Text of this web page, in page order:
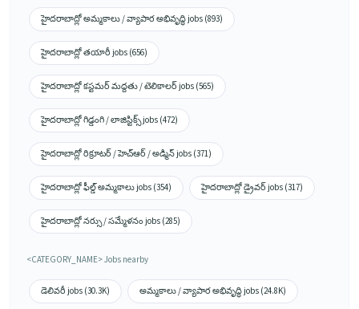
హైదరాబాద్లో అమ్మకాలు / వ్యాపార అభివృద్ధి jobs (893)
హైదరాబాద్లో తయారీ jobs (656)
హైదరాబాద్లో కస్టమర్ మద్దతు / టెలికాలర్ jobs (565)
హైదరాబాద్లో గిడ్డంగి / లాజిస్టిక్స్ jobs (472)
హైదరాబాద్లో రిక్రూటర్ / హెచ్ఆర్ / అడ్మిన్ jobs (371)
హైదరాబాద్లో ఫీల్డ్ అమ్మకాలు jobs (354) హైదరాబాద్లో డ్రైవర్ jobs (317)
హైదరాబాద్లో నర్సు / సమ్మేళనం jobs (285)
<CATEGORY_NAME> Jobs nearby
డెలివరీ jobs (30.3K) అమ్మకాలు / వ్యాపార అభివృద్ధి jobs (24.8K)